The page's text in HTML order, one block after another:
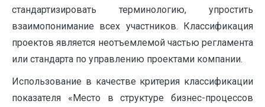
стандартизировать терминологию, упростить
взаимопонимание всех участников. Классификация
проектов является неотъемлемой частью регламента
или стандарта по управлению проектами компании.
Использование в качестве критерия классификации
показателя «Место в структуре бизнес-процессов